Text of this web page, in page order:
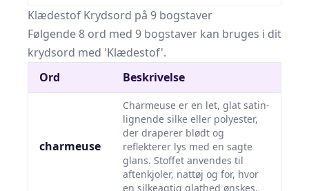
Klædestof Krydsord på 9 bogstaver
Følgende 8 ord med 9 bogstaver kan bruges i dit
krydsord med 'Klædestof'.
Ord
Beskrivelse
charmeuse
Charmeuse er en let, glat satin-
lignende silke eller polyester,
der draperer blødt og
reflekterer lys med en sagte
glans. Stoffet anvendes til
aftenkjoler, nattøj og for, hvor
en silkeagtig glathed ønskes.